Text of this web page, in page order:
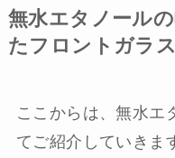
無水エタノール
たフロントガラ
ここからは、無水エ
てご紹介していきま